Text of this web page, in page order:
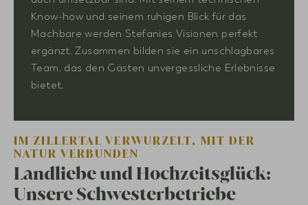
Know-how und seinem ruhigen Blick für das
Machbare werden Stefanies Visionen perfekt
ergänzt. Zusammen bilden sie ein unschlagbares
Team, das den Gästen unvergessliche Erlebnisse
bietet.
IM ZILLERTAL VERWURZELT, MIT DER
NATUR VERBUNDEN
Landliebe und Hochzeitsglück:
Unsere Schwesterbetriebe